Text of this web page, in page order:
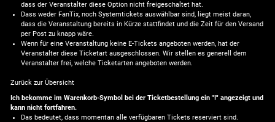
dass der Veranstalter diese Option nicht freigeschaltet hat.
Dass weder FanTix, noch Systemtickets auswählbar sind, liegt meist daran,
dass die Veranstaltung bereits in Kürze stattfindet und die Zeit für den Versand
per Post zu knapp wäre.
Wenn für eine Veranstaltung keine E-Tickets angeboten werden, hat der
Veranstalter diese Ticketart ausgeschlossen. Wir stellen es generell dem
Veranstalter frei, welche Ticketarten angeboten werden.
Zurück zur Übersicht
Ich bekomme im Warenkorb-Symbol bei der Ticketbestellung ein "!" angezeigt und
kann nicht fortfahren.
Das bedeutet, dass momentan alle verfügbaren Tickets reserviert sind.